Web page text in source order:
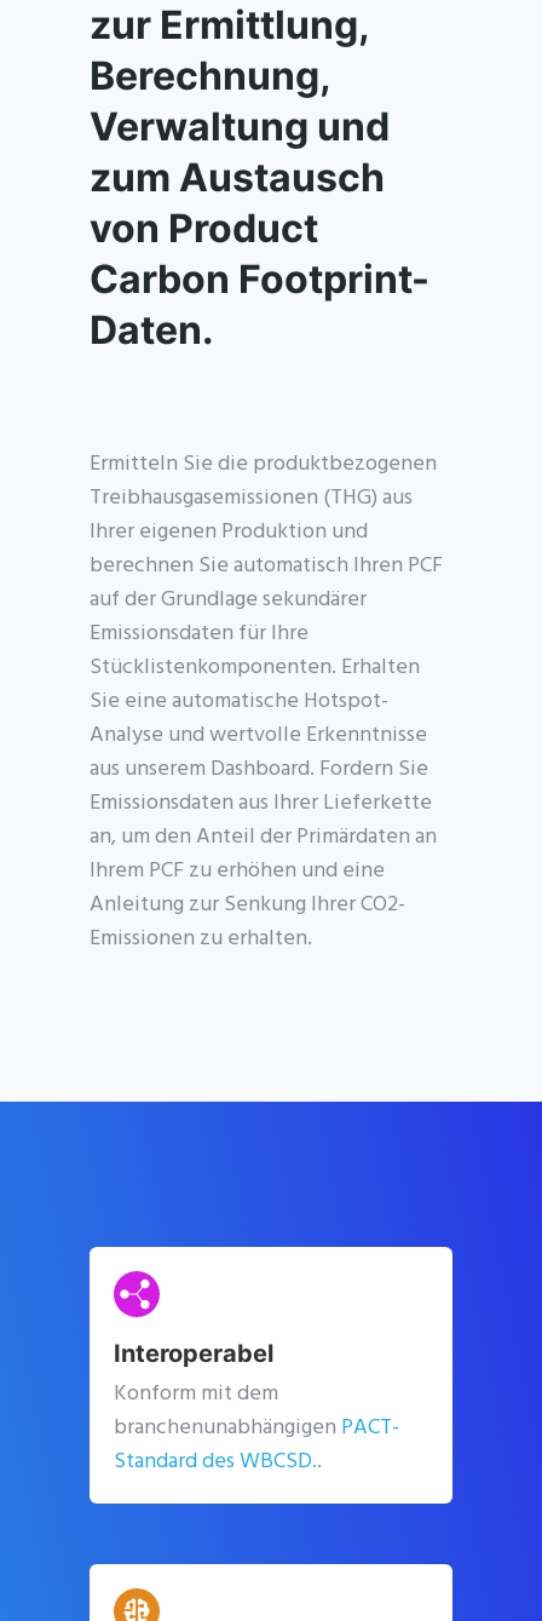
zur Ermittlung,
Berechnung,
Verwaltung und
zum Austausch
von Product
Carbon Footprint-
Daten.
Ermitteln Sie die produktbezogenen
Treibhausgasemissionen (THG) aus
Ihrer eigenen Produktion und
berechnen Sie automatisch Ihren PCF
auf der Grundlage sekundärer
Emissionsdaten für Ihre
Stücklistenkomponenten. Erhalten
Sie eine automatische Hotspot-
Analyse und wertvolle Erkenntnisse
aus unserem Dashboard. Fordern Sie
Emissionsdaten aus Ihrer Lieferkette
an, um den Anteil der Primärdaten an
Ihrem PCF zu erhöhen und eine
Anleitung zur Senkung Ihrer CO2-
Emissionen zu erhalten.
Interoperabel
Konform mit dem
branchenunabhängigen PACT-
Standard des WBCSD..